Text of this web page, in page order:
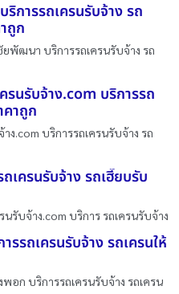
การรถเครนรับจ้าง รถ
ถูก
พัฒนา บริการรถเครนรับจ้าง รถ
รนรับจ้าง.com บริการรถ
คาถูก
ง.com บริการรถเครนรับจ้าง รถ
เครนรับจ้าง รถเฮี๊ยบรับ
รับจ้าง.com บริการ รถเครนรับจ้าง
รถเครนรับจ้าง รถเครนให้
อก บริการรถเครนรับจ้าง รถเครน